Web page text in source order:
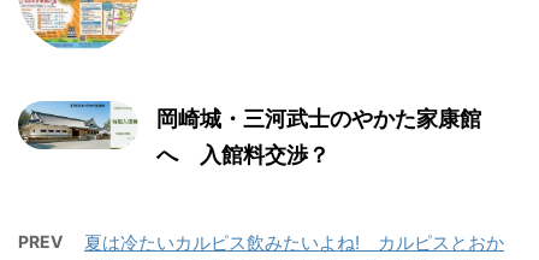
岡崎城・三河武士のやかた家康館
へ 入館料交渉？
PREV
夏は冷たいカルピス飲みたいよね! カルピスとおか